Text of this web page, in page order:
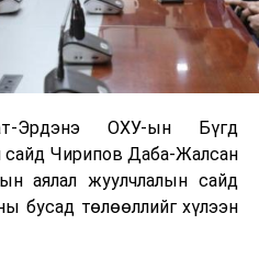
Эрдэнэ ОХУ-ын Бүгд
сайд Чирипов Даба-Жалсан
аялал жуулчлалын сайд
бусад төлөөллийг хүлээн